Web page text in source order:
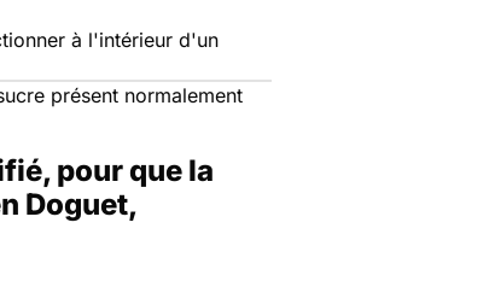
à l'intérieur d'un
présent normalement
pour que la
Doguet,